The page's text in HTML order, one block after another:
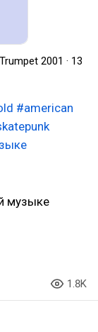
2001 · 13
#american
музыке
1.8K